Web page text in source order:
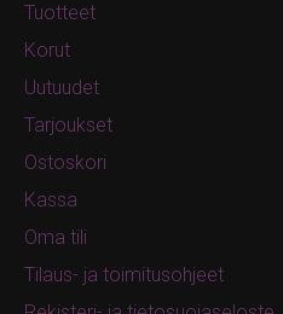
Tuotteet
Korut
Uutuudet
Tarjoukset
Ostoskori
Kassa
Oma tili
Tilaus- ja toimitusohjeet